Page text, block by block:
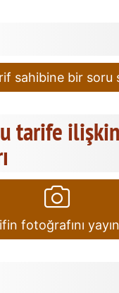
sahibine bir soru
tarife ilişkin
fotoğrafını